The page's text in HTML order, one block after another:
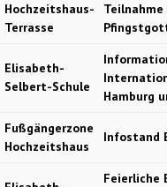
Hochzeitshaus-
Terrasse
Elisabeth-
Selbert-Schule
Hamburg
Fußgängerzone
Hochzeitshaus
Infostand
Feierliche